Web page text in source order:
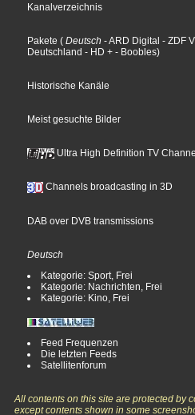
Kanalverzeichnis
Pakete ( Deutsch - ARD Digital - ZDF
Deutschland - HD + - Boobles)
Historische Kanäle
Meist gesuchte Bilder
Ultra High Definition TV
Channels broadcasting in 3D
DAB over DVB transmissions
Deutsch
Kategorie: Sport, Frei
Kategorie: Nachrichten, Frei
Kategorie: Kino, Frei
Feed Frequenzen
Die letzten Feeds
Satellitenforum
All contents on this site are protected by
except contents shown in some